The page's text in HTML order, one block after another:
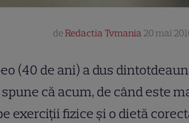
deRedactia Tvmania 20 mai
(40 de ani) a dus
că acum, de când este
exerciţii fizice şi o dietă